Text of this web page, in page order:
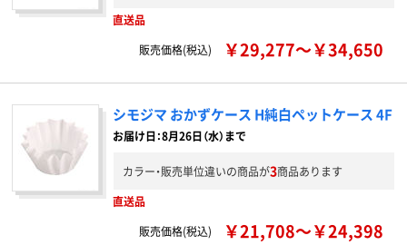
直送品
販売価格(税込)
￥29,277～￥34,650
シモジマ おかずケース H純白ペットケース 4F
お届け日：8月26日（水）まで
カラー・販売単位違いの商品が3商品あります
直送品
販売価格(税込)
￥21,708～￥24,398